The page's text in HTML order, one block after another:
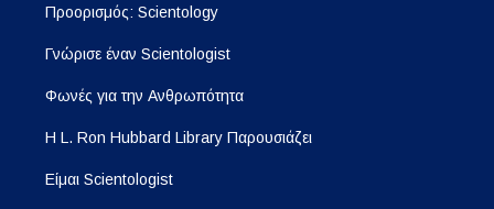
Προορισμός: Scientology
Γνώρισε έναν Scientologist
Φωνές για την Ανθρωπότητα
Η L. Ron Hubbard Library Παρουσιάζει
Είμαι Scientologist